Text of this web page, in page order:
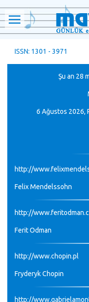
ISSN: 1301 - 3971
Şu an 28
6 Ağustos 2026,
http://
Felix Mendelssohn
http://
Ferit Odman
http://www.chopin.pl
Fryderyk Chopin
http://